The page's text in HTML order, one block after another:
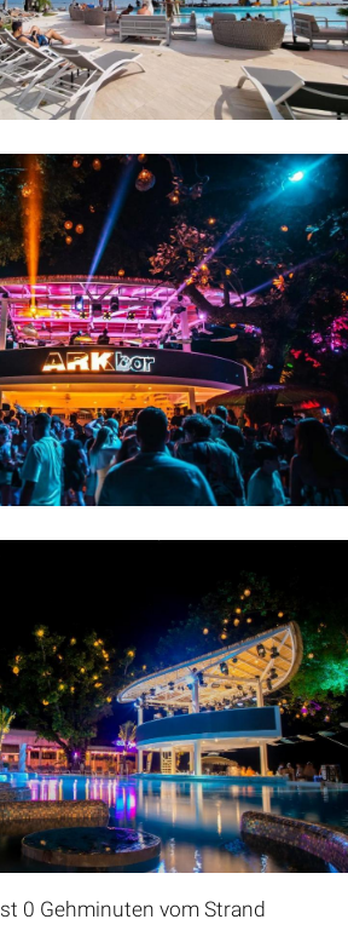
0 Gehminuten vom Strand